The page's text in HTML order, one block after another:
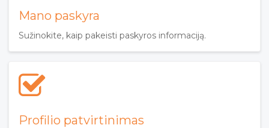
Mano paskyra
Sužinokite, kaip pakeisti paskyros informaciją.
Profilio patvirtinimas